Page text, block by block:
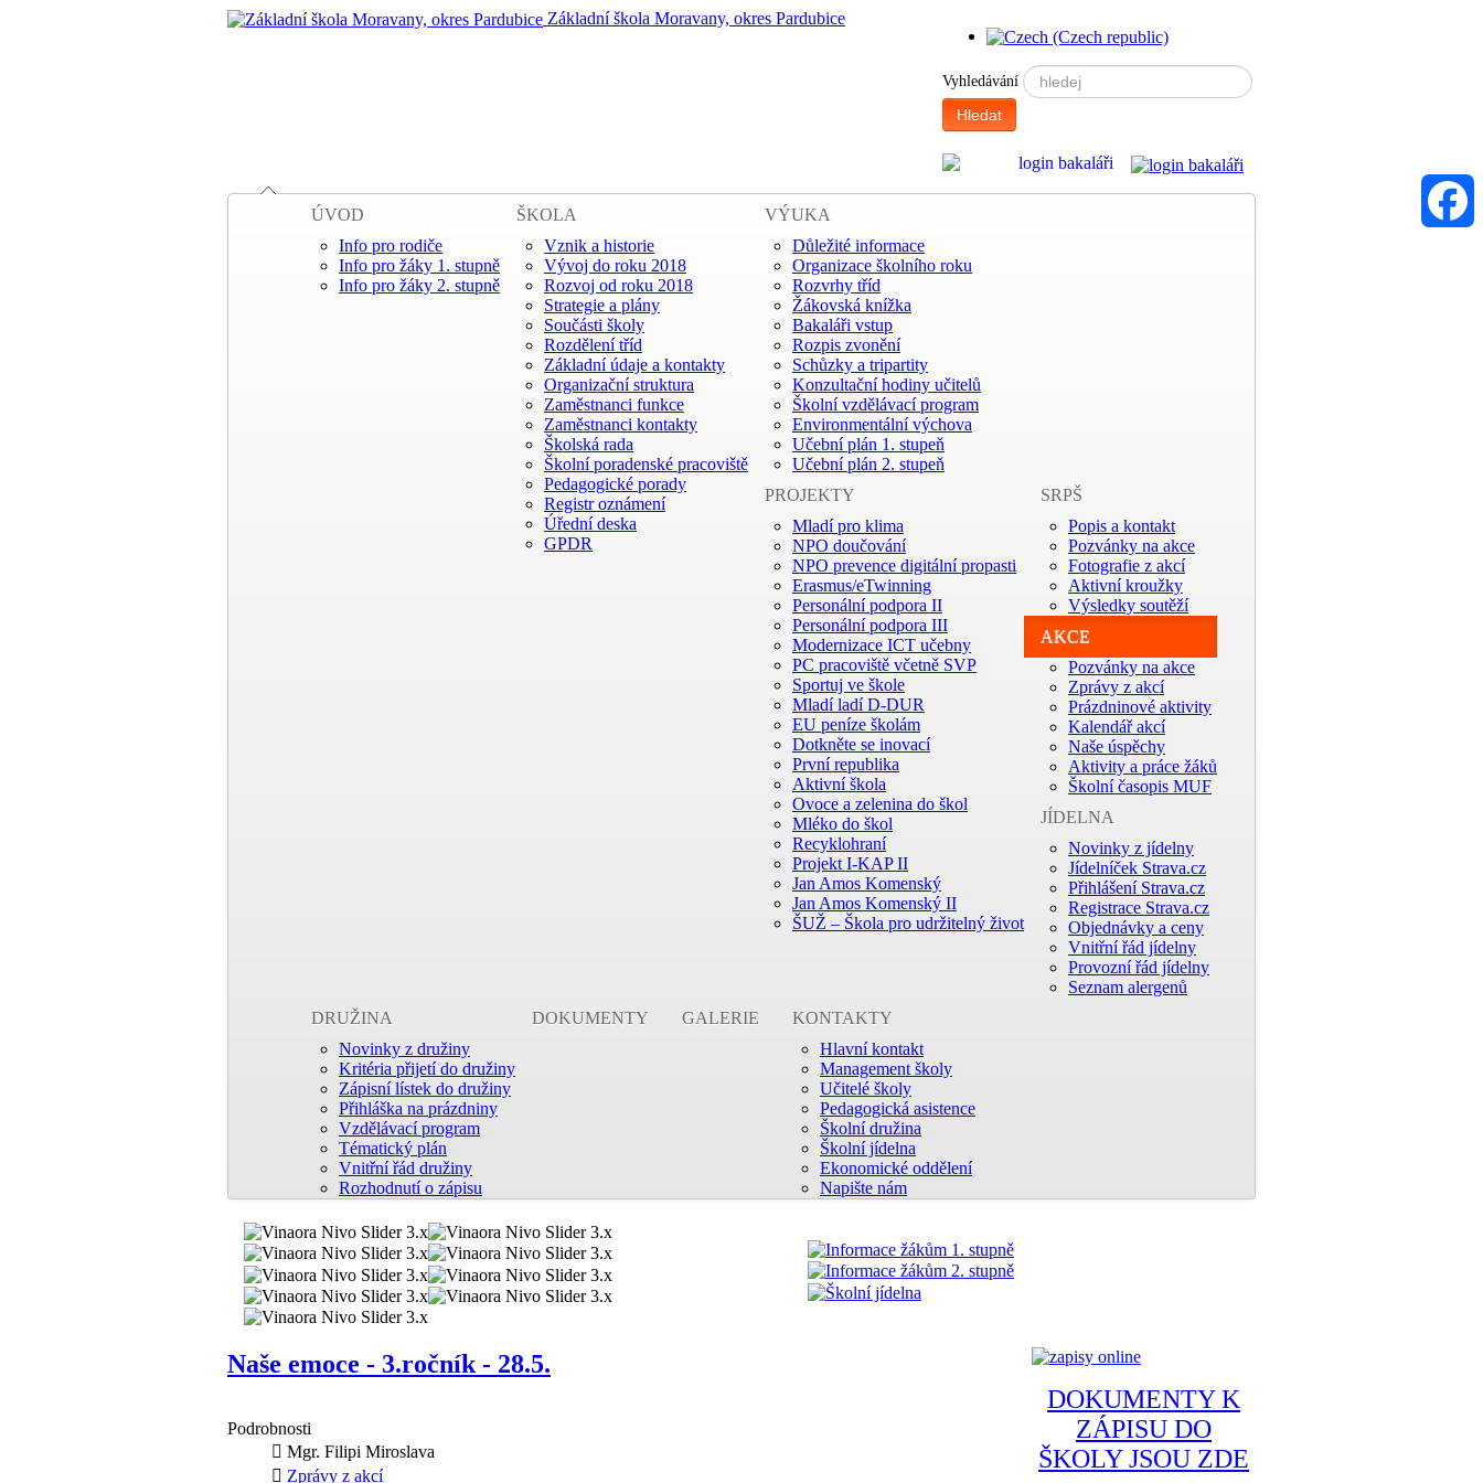
Základní škola Moravany, okres Pardubice
Vyhledávání
Hledat
ÚVOD
Info pro rodiče
Info pro žáky 1. stupně
Info pro žáky 2. stupně
ŠKOLA
Vznik a historie
Vývoj do roku 2018
Rozvoj od roku 2018
Strategie a plány
Součásti školy
Rozdělení tříd
Základní údaje a kontakty
Organizační struktura
Zaměstnanci funkce
Zaměstnanci kontakty
Školská rada
Školní poradenské pracoviště
Pedagogické porady
Registr oznámení
Úřední deska
GPDR
VÝUKA
Důležité informace
Organizace školního roku
Rozvrhy tříd
Žákovská knížka
Bakaláři vstup
Rozpis zvonění
Schůzky a tripartity
Konzultační hodiny učitelů
Školní vzdělávací program
Environmentální výchova
Učební plán 1. stupeň
Učební plán 2. stupeň
PROJEKTY
Mladí pro klima
NPO doučování
NPO prevence digitální propasti
Erasmus/eTwinning
Personální podpora II
Personální podpora III
Modernizace ICT učebny
PC pracoviště včetně SVP
Sportuj ve škole
Mladí ladí D-DUR
EU peníze školám
Dotkněte se inovací
První republika
Aktivní škola
Ovoce a zelenina do škol
Mléko do škol
Recyklohraní
Projekt I-KAP II
Jan Amos Komenský
Jan Amos Komenský II
ŠUŽ – Škola pro udržitelný život
SRPŠ
Popis a kontakt
Pozvánky na akce
Fotografie z akcí
Aktivní kroužky
Výsledky soutěží
AKCE
Pozvánky na akce
Zprávy z akcí
Prázdninové aktivity
Kalendář akcí
Naše úspěchy
Aktivity a práce žáků
Školní časopis MUF
JÍDELNA
Novinky z jídelny
Jídelníček Strava.cz
Přihlášení Strava.cz
Registrace Strava.cz
Objednávky a ceny
Vnitřní řád jídelny
Provozní řád jídelny
Seznam alergenů
DRUŽINA
Novinky z družiny
Kritéria přijetí do družiny
Zápisní lístek do družiny
Přihláška na prázdniny
Vzdělávací program
Tématický plán
Vnitřní řád družiny
Rozhodnutí o zápisu
DOKUMENTY GALERIE
KONTAKTY
Hlavní kontakt
Management školy
Učitelé školy
Pedagogická asistence
Školní družina
Školní jídelna
Ekonomické oddělení
Napište nám
Naše emoce - 3.ročník - 28.5.
Podrobnosti
Mgr. Filipi Miroslava
Zprávy z akcí
DOKUMENTY K
ZÁPISU DO
ŠKOLY JSOU ZDE